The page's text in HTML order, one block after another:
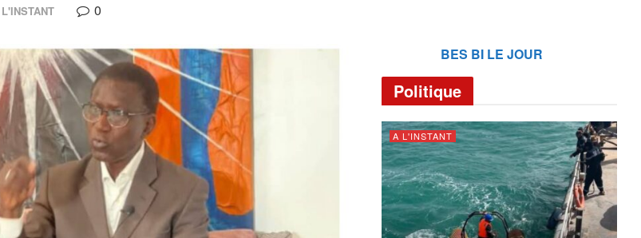
0
BES BI LE JOUR
Politique
A L'INSTANT